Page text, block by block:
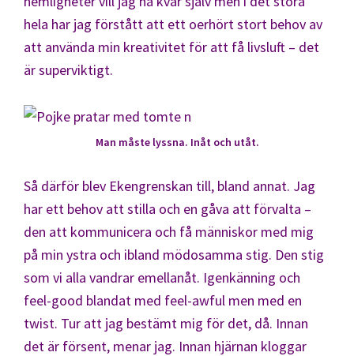
hela har jag förstått att ett oerhört stort behov av
att använda min kreativitet för att få livsluft – det
är superviktigt.
Man måste lyssna. Inåt och utåt.
Så därför blev Ekengrenskan till, bland annat. Jag
har ett behov att stilla och en gåva att förvalta –
den att kommunicera och få människor med mig
på min ystra och ibland mödosamma stig. Den stig
som vi alla vandrar emellanåt. Igenkänning och
feel-good blandat med feel-awful men med en
twist. Tur att jag bestämt mig för det, då. Innan
det är försent, menar jag. Innan hjärnan kloggar